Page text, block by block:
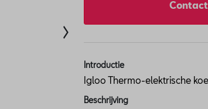
Introductie
Igloo Thermo-elektrische
Beschrijving